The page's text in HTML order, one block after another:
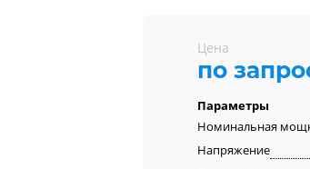
Цена
по
Параметры
Номинальная
Напряжение